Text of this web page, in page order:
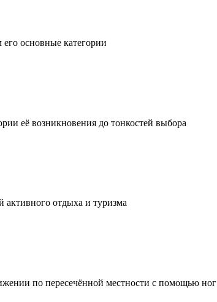
основные категории
её возникновения до тонкостей выбора
отдыха и туризма
по пересечённой местности с помощью ног